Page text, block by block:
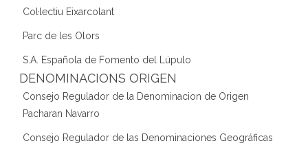
Col·lectiu Eixarcolant
Parc de les Olors
S.A. Española de Fomento del Lúpulo
DENOMINACIONS ORIGEN
Consejo Regulador de la Denominacion de Origen
Pacharan Navarro
Consejo Regulador de las Denominaciones Geográficas